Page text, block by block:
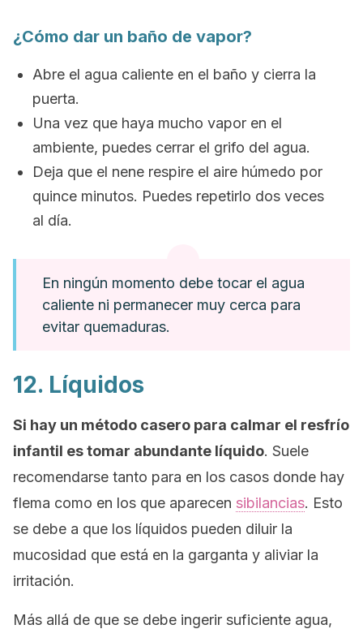
¿Cómo dar un baño de vapor?
Abre el agua caliente en el baño y cierra la
puerta.
Una vez que haya mucho vapor en el
ambiente, puedes cerrar el grifo del agua.
Deja que el nene respire el aire húmedo por
quince minutos. Puedes repetirlo dos veces
al día.
En ningún momento debe tocar el agua
caliente ni permanecer muy cerca para
evitar quemaduras.
12. Líquidos
Si hay un método casero para calmar el resfrío
infantil es tomar abundante líquido. Suele
recomendarse tanto para en los casos donde hay
flema como en los que aparecen sibilancias. Esto
se debe a que los líquidos pueden diluir la
mucosidad que está en la garganta y aliviar la
irritación.
Más allá de que se debe ingerir suficiente agua,